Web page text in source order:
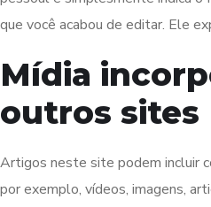
que você acabou de editar. Ele
Mídia
outros sites
Artigos neste site podem incluir
por exemplo, vídeos, imagens,